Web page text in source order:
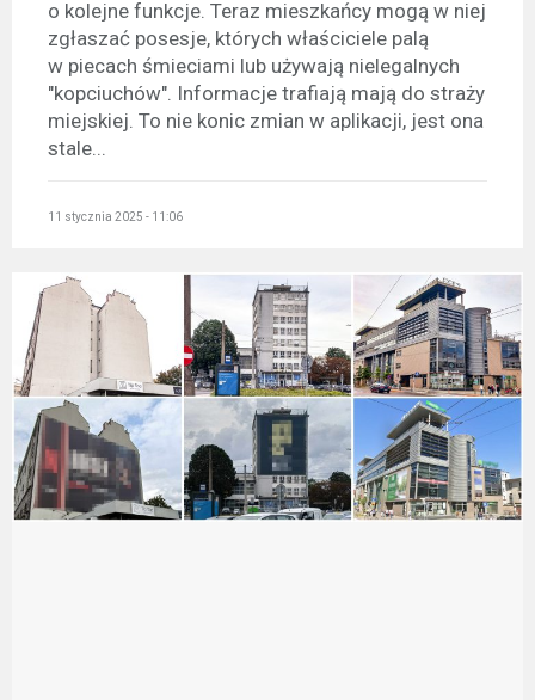
o kolejne funkcje. Teraz mieszkańcy mogą w niej
zgłaszać posesje, których właściciele palą
w piecach śmieciami lub używają nielegalnych
"kopciuchów". Informacje trafiają mają do straży
miejskiej. To nie konic zmian w aplikacji, jest ona
stale...
11 stycznia 2025 - 11:06